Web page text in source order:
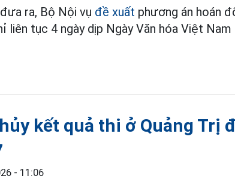
ra, Bộ Nội vụ đề xuất phương án hoán
liên tục 4 ngày dịp Ngày Văn hóa Việt Nam
kết quả thi ở Quảng Trị
- 11:06